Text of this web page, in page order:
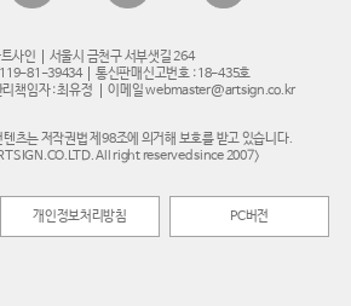
사인
서울시 금천구 서부샛길 264
119-81-39434
통신판매신고번호 : 18-435호
책임자 : 최유정 이메일 webmaster@artsign.co.kr
츠는 저작권법 제98조에 의거해 보호를 받고 있습니다.
All right reserved since 2007>
개인정보처리방침 PC버전